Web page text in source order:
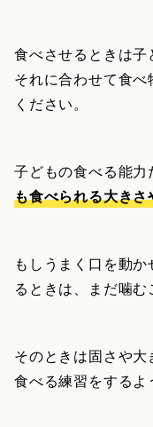
食べさせるときは子
それに合わせて食
ください。
子どもの食べる能力
も食べられる大き
もしうまく口を動
るときは、まだ噛む
そのときは固さや
食べる練習をするよ